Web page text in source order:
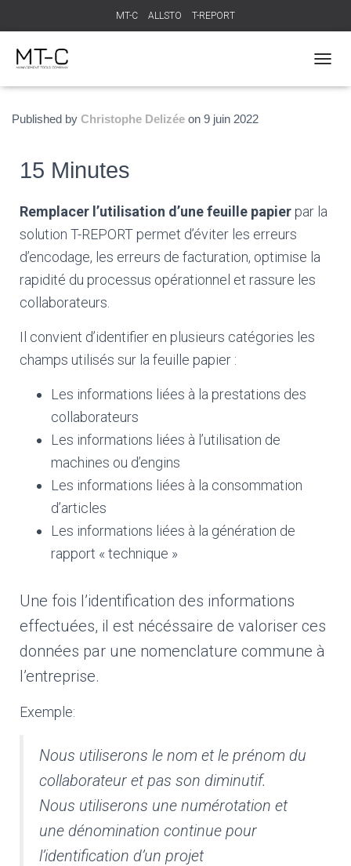
MT-C ALLSTO T-REPORT
O
G
Published by Christophe Delizée on 9 juin 2022
15 Minutes
Remplacer l’utilisation d’une feuille papier par la
solution T-REPORT permet d’éviter les erreurs
d’encodage, les erreurs de facturation, optimise la
rapidité du processus opérationnel et rassure les
collaborateurs.
Il convient d’identifier en plusieurs catégories les
champs utilisés sur la feuille papier :
Les informations liées à la prestations des
collaborateurs
Les informations liées à l’utilisation de
machines ou d’engins
Les informations liées à la consommation
d’articles
Les informations liées à la génération de
rapport « technique »
Une fois l’identification des informations
effectuées, il est nécéssaire de valoriser ces
données par une nomenclature commune à
l’entreprise.
Exemple:
Nous utiliserons le nom et le prénom du
collaborateur et pas son diminutif.
Nous utiliserons une numérotation et
une dénomination continue pour
l’identification d’un projet